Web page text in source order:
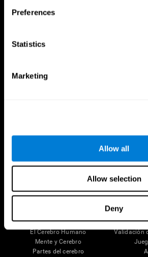
Preferences
Statistics
Marketing
Allow all
Allow selection
Deny
Síguenos en
El Cerebro Humano
Mente y Cerebro
Partes del cerebro
Validación